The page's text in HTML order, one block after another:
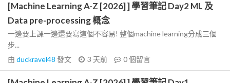
[Machine Learning A-Z [2026] ] 學習筆記 Day2 ML 及
Data pre-processing 概念
一邊要上課一邊還要寫這個不容易! 整個machine learning分成三個
步...
由 duckravel48 發文 3 天前 0個留言